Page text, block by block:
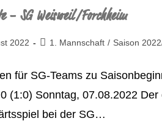
– SG Weisweil/Forchheim
2022 1. Mannschaft / Saison
für SG-Teams zu
(1:0) Sonntag, 07.08.2022
bei der SG…